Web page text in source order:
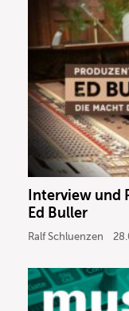
Interview und
Ed Buller
Ralf Schluenzen